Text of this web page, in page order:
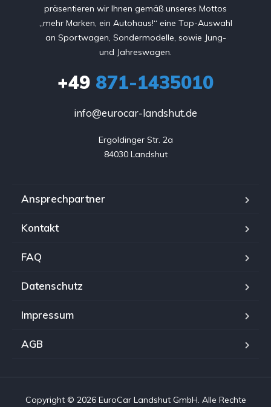
präsentieren wir Ihnen gemäß unseres Mottos
„mehr Marken, ein Autohaus!“ eine Top-Auswahl
an Sportwagen, Sondermodelle, sowie Jung-
und Jahreswagen.
+49 871-1435010
info@eurocar-landshut.de
Ergoldinger Str. 2a
84030 Landshut
Ansprechpartner
Kontakt
FAQ
Datenschutz
Impressum
AGB
Copyright © 2026 EuroCar Landshut GmbH. Alle Rechte